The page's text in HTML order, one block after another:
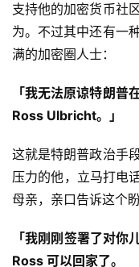
支持他的加密货币社
为。不过其中还有一
满的加密圈人士：
「我无法原谅特朗普
Ross Ulbricht。」
这就是特朗普政治手
压力的他，立马打电
母亲，亲口告诉这个
「我刚刚签署了对你
Ross 可以回家了。